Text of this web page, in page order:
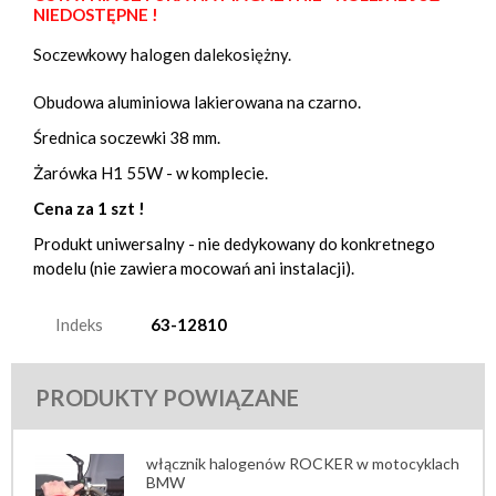
BMW F700GS
BMW F750GS
BMW F800GS 2023-
BMW F800GS Adventure
BMW F800GT
BMW F800R 2005+
BMW F800R 2015+
BMW F800S
BMW F900GS
BMW F900R
BMW R1200GS
Adventure 2007-2009
BMW R1200GS LC
Adventure 2014+
BMW R1200R 2006-2010
NIEDOSTĘPNE !
Soczewkowy halogen dalekosiężny.
Obudowa aluminiowa lakierowana na czarno.
Średnica soczewki 38 mm.
Żarówka H1 55W - w komplecie.
Cena za 1 szt !
Produkt uniwersalny - nie dedykowany do konkretnego
modelu (nie zawiera mocowań ani instalacji).
Indeks 63-12810
PRODUKTY POWIĄZANE
włącznik halogenów ROCKER w motocyklach
BMW